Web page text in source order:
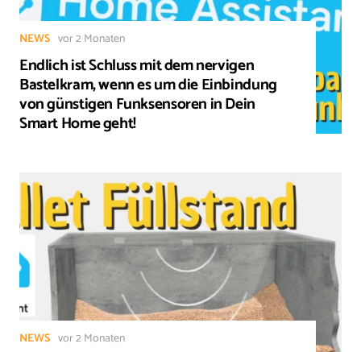
NEWS vor 2 Monaten
Endlich ist Schluss mit dem nervigen
Bastelkram, wenn es um die Einbindung
von günstigen Funksensoren in Dein
Smart Home geht!
NEWS vor 2 Monaten